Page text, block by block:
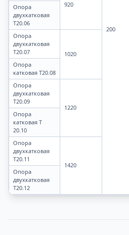
200
920
Опора
двухкатковая
Т20.06
Опора
двухкатковая
Т20.07
1020
Опора
катковая Т20.08
Опора
двухкатковая
Т20.09
1220
Опора
катковая Т
20.10
Опора
двухкатковая
Т20.11
1420
Опора
двухкатковая
Т20.12